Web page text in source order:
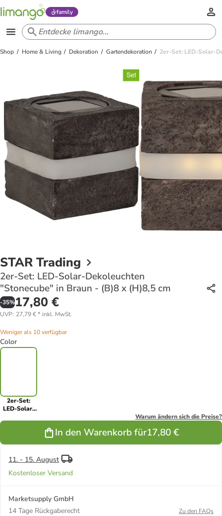
family
Shop Home & Living Dekoration Gartendekoration 2er-Set: LED-Solar-
STAR Trading
2er-Set: LED-Solar-Dekoleuchten
"Stonecube" in Braun - (B)8 x (H)8,5 cm
-35%17,80 €
UVP: 27,79 €* inkl. MwSt.
Weniger als 10 verfügbar
Color
2er-Set:
LED-Solar-
"Stonecube"
(B)8 x (H)8,5
Warum ändern sich die Preise?
In den Warenkorb für17,80 €
11. - 15. August
Kostenloser Versand
Marketsupply GmbH
14 Tage Rückgaberecht
Zu den FAQs